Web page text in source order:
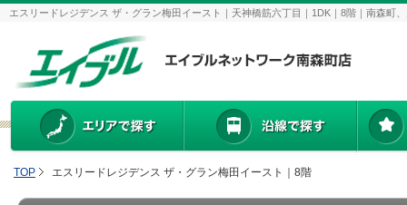
エスリードレジデンス ザ・グラン梅田イースト｜天神橋筋六丁目｜1DK｜8階｜南森
TOP エスリードレジデンス ザ・グラン梅田イースト｜8階